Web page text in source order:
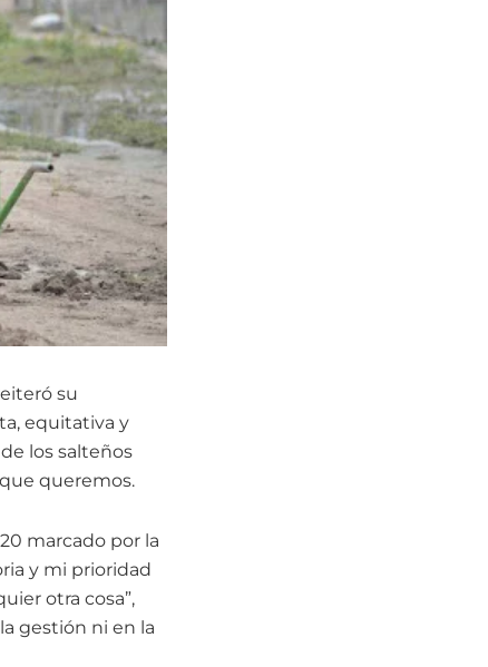
su
equitativa y
los salteños
queremos.
marcado por la
y mi prioridad
otra cosa”,
gestión ni en la